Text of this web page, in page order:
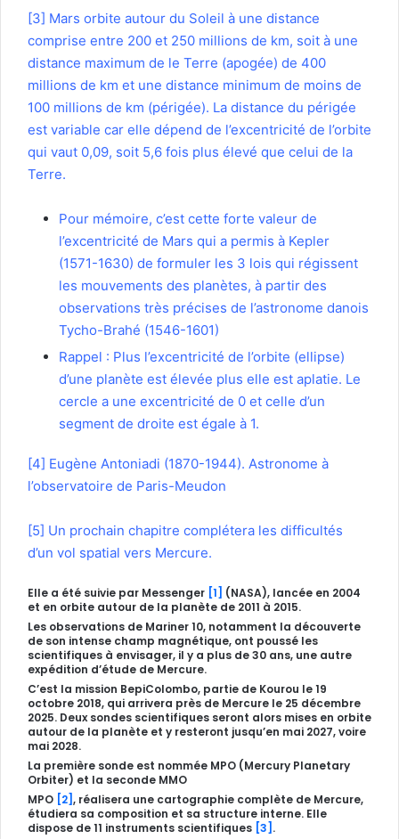
[3] Mars orbite autour du Soleil à une distance
comprise entre 200 et 250 millions de km, soit à une
distance maximum de le Terre (apogée) de 400
millions de km et une distance minimum de moins de
100 millions de km (périgée). La distance du périgée
est variable car elle dépend de l’excentricité de l’orbite
qui vaut 0,09, soit 5,6 fois plus élevé que celui de la
Terre.
Pour mémoire, c’est cette forte valeur de
l’excentricité de Mars qui a permis à Kepler
(1571-1630) de formuler les 3 lois qui régissent
les mouvements des planètes, à partir des
observations très précises de l’astronome danois
Tycho-Brahé (1546-1601)
Rappel : Plus l’excentricité de l’orbite (ellipse)
d’une planète est élevée plus elle est aplatie. Le
cercle a une excentricité de 0 et celle d’un
segment de droite est égale à 1.
[4] Eugène Antoniadi (1870-1944). Astronome à
l’observatoire de Paris-Meudon
[5] Un prochain chapitre complétera les difficultés
d’un vol spatial vers Mercure.
Elle a été suivie par Messenger [1] (NASA), lancée en 2004
et en orbite autour de la planète de 2011 à 2015.
Les observations de Mariner 10, notamment la découverte
de son intense champ magnétique, ont poussé les
scientifiques à envisager, il y a plus de 30 ans, une autre
expédition d’étude de Mercure.
C’est la mission BepiColombo, partie de Kourou le 19
octobre 2018, qui arrivera près de Mercure le 25 décembre
2025. Deux sondes scientifiques seront alors mises en orbite
autour de la planète et y resteront jusqu’en mai 2027, voire
mai 2028.
La première sonde est nommée MPO (Mercury Planetary
Orbiter) et la seconde MMO
MPO [2], réalisera une cartographie complète de Mercure,
étudiera sa composition et sa structure interne. Elle
dispose de 11 instruments scientifiques [3] .